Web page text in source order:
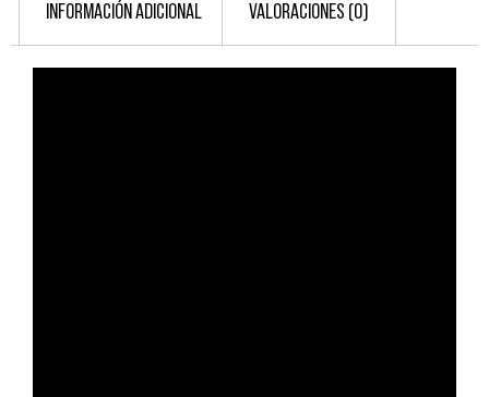
INFORMACIÓN ADICIONAL VALORACIONES (0)